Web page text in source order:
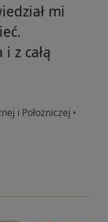
mi
z całą
i Położniczej •